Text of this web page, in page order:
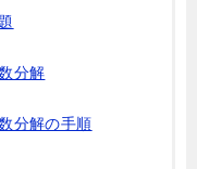
分解
分解の手順